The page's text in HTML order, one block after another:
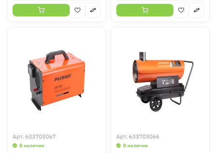
Арт. 633703067
В наличии
Арт. 633703066
В наличии